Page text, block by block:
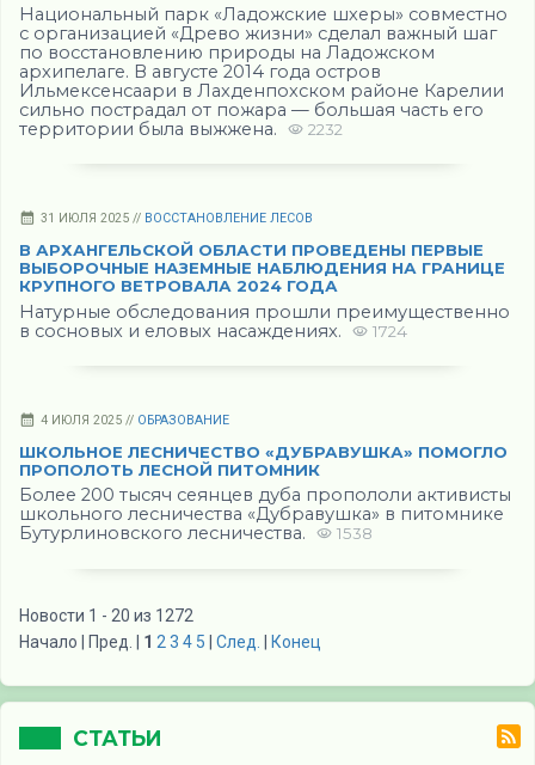
Национальный парк «Ладожские шхеры» совместно
с организацией «Древо жизни» сделал важный шаг
по восстановлению природы на Ладожском
архипелаге. В августе 2014 года остров
Ильмексенсаари в Лахденпохском районе Карелии
сильно пострадал от пожара — большая часть его
территории была выжжена.
2232
31 ИЮЛЯ 2025 // ВОССТАНОВЛЕНИЕ ЛЕСОВ
В АРХАНГЕЛЬСКОЙ ОБЛАСТИ ПРОВЕДЕНЫ ПЕРВЫЕ
ВЫБОРОЧНЫЕ НАЗЕМНЫЕ НАБЛЮДЕНИЯ НА ГРАНИЦЕ
КРУПНОГО ВЕТРОВАЛА 2024 ГОДА
Натурные обследования прошли преимущественно
в сосновых и еловых насаждениях.
1724
4 ИЮЛЯ 2025 // ОБРАЗОВАНИЕ
ШКОЛЬНОЕ ЛЕСНИЧЕСТВО «ДУБРАВУШКА» ПОМОГЛО
ПРОПОЛОТЬ ЛЕСНОЙ ПИТОМНИК
Более 200 тысяч сеянцев дуба пропололи активисты
школьного лесничества «Дубравушка» в питомнике
Бутурлиновского лесничества.
1538
Новости 1 - 20 из 1272
Начало | Пред. | 1 2 3 4 5 След. Конец
СТАТЬИ